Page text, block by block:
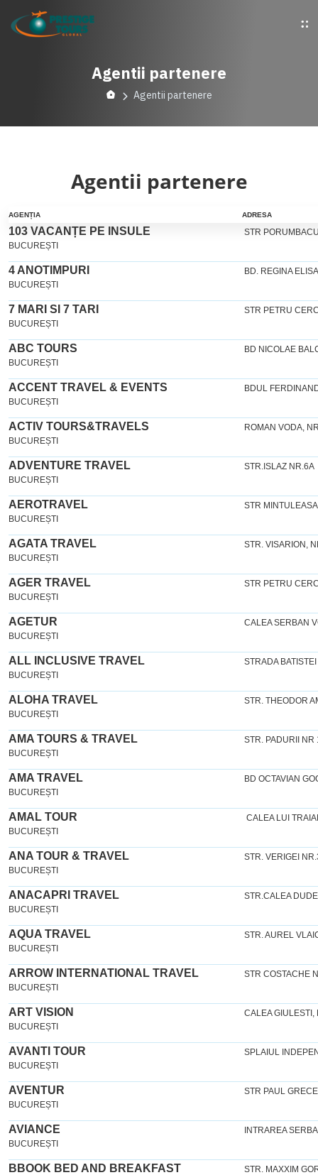
Agentii partenere
Agentii partenere
Agentii partenere
AGENȚIA ADRESA
103 VACANȚE PE INSULE
BUCUREȘTI
STR
4 ANOTIMPURI
BUCUREȘTI
BD. REGINA
7 MARI SI 7 TARI
BUCUREȘTI
STR PETRU
ABC TOURS
BUCUREȘTI
BD NICOLAE
ACCENT TRAVEL & EVENTS
BUCUREȘTI
BDUL
ACTIV TOURS&TRAVELS
BUCUREȘTI
ROMAN VODA,
ADVENTURE TRAVEL
BUCUREȘTI
STR.ISLAZ NR.6A
AEROTRAVEL
BUCUREȘTI
STR
AGATA TRAVEL
BUCUREȘTI
STR. VISARION,
AGER TRAVEL
BUCUREȘTI
STR PETRU
AGETUR
BUCUREȘTI
CALEA SERBAN
ALL INCLUSIVE TRAVEL
BUCUREȘTI
STRADA
ALOHA TRAVEL
BUCUREȘTI
STR. THEODOR
AMA TOURS & TRAVEL
BUCUREȘTI
STR. PADURII
AMA TRAVEL
BUCUREȘTI
BD OCTAVIAN
AMAL TOUR
BUCUREȘTI
CALEA LUI
ANA TOUR & TRAVEL
BUCUREȘTI
STR. VERIGEI
ANACAPRI TRAVEL
BUCUREȘTI
STR.CALEA
AQUA TRAVEL
BUCUREȘTI
STR. AUREL
ARROW INTERNATIONAL TRAVEL
BUCUREȘTI
STR COSTACHE
ART VISION
BUCUREȘTI
CALEA GIULESTI,
AVANTI TOUR
BUCUREȘTI
SPLAIUL
AVENTUR
BUCUREȘTI
STR PAUL
AVIANCE
BUCUREȘTI
INTRAREA
BBOOK BED AND BREAKFAST STR. MAXXIM